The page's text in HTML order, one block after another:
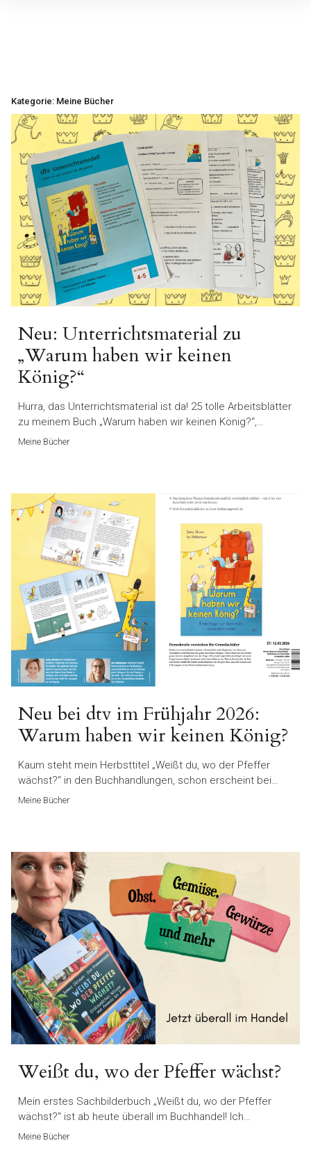
Kategorie: Meine Bücher
Neu: Unterrichtsmaterial zu
„Warum haben wir keinen
König?“
Hurra, das Unterrichtsmaterial ist da! 25 tolle Arbeitsblätter
zu meinem Buch „Warum haben wir keinen König?“,…
Meine Bücher
Neu bei dtv im Frühjahr 2026:
Warum haben wir keinen König?
Kaum steht mein Herbsttitel „Weißt du, wo der Pfeffer
wächst?“ in den Buchhandlungen, schon erscheint bei…
Meine Bücher
Weißt du, wo der Pfeffer wächst?
Mein erstes Sachbilderbuch „Weißt du, wo der Pfeffer
wächst?“ ist ab heute überall im Buchhandel! Ich…
Meine Bücher